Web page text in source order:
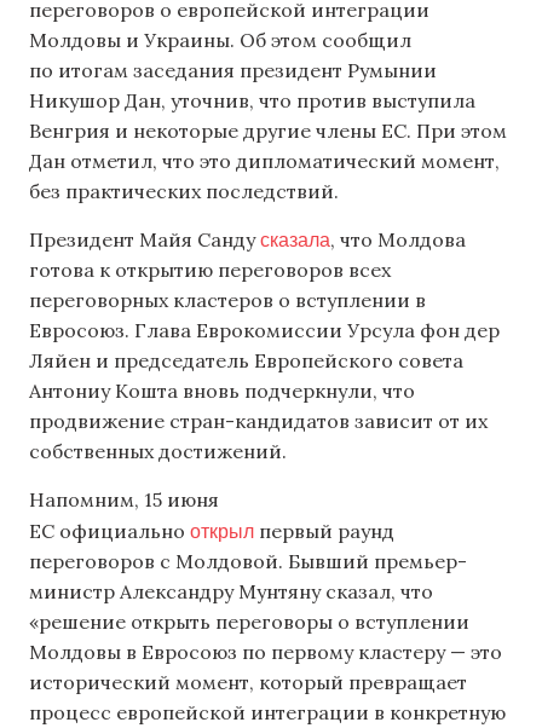
переговоров о европейской интеграции
Молдовы и Украины. Об этом сообщил
по итогам заседания президент Румынии
Никушор Дан, уточнив, что против выступила
Венгрия и некоторые другие члены ЕС. При этом
Дан отметил, что это дипломатический момент,
без практических последствий.
Президент Майя Сандусказала, что Молдова
готова к открытию переговоров всех
переговорных кластеров о вступлении в
Евросоюз. Глава Еврокомиссии Урсула фон дер
Ляйен и председатель Европейского совета
Антониу Кошта вновь подчеркнули, что
продвижение стран-кандидатов зависит от их
собственных достижений.
Напомним, 15 июня
ЕС официально открыл первый раунд
переговоров с Молдовой. Бывший премьер-
министр Александру Мунтяну сказал, что
«решение открыть переговоры о вступлении
Молдовы в Евросоюз по первому кластеру — это
исторический момент, который превращает
процесс европейской интеграции в конкретную